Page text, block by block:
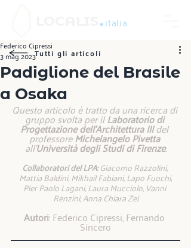
.italia
Padiglione del Brasile
a Osaka
Federico Cipressi
3 mag 2023
Questo articolo è tratto da una ricerca di
gruppo svolta per il Laboratorio di
Progettazione dell'Architettura III del
professore Michelangelo Pivetta
all'Università degli Studi di Firenze.
Collaboratori del LPA: Giacomo Razzolini,
Mattia Baldini, Mikhail Fabiani, Lapo Fuochi,
Pier Paolo Lagani, Laura Mucciolo, Vanni
Renzini, Anna Chiara Zei
Autori: Federico Cipressi, Fernando
Sincero
Tutti gli articoli